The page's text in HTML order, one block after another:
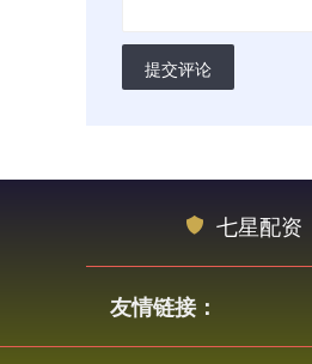
提交评论
七星配资
友情链接：